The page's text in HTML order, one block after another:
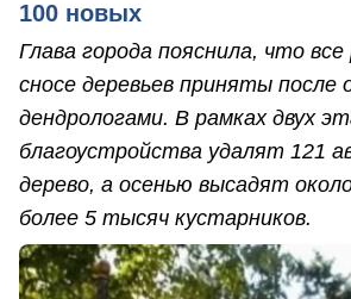
100 новых
Глава города пояснила, что
сносе деревьев приняты после
дендрологами. В рамках двух
благоустройства удалят 121
дерево, а осенью высадят
более 5 тысяч кустарников.